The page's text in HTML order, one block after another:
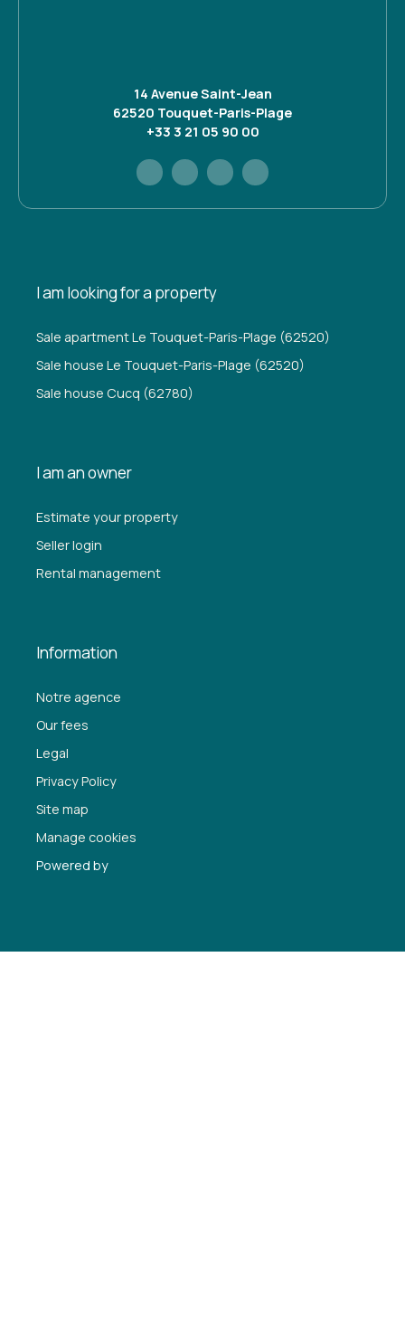
14 Avenue Saint-Jean
62520 Touquet-Paris-Plage
+33 3 21 05 90 00
I am looking for a property
Sale apartment Le Touquet-Paris-Plage (62520)
Sale house Le Touquet-Paris-Plage (62520)
Sale house Cucq (62780)
I am an owner
Estimate your property
Seller login
Rental management
Information
Notre agence
Our fees
Legal
Privacy Policy
Site map
Manage cookies
Powered by